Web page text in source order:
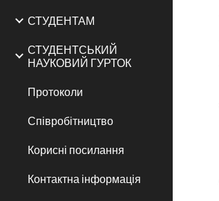
СТУДЕНТАМ
СТУДЕНТСЬКИЙ
НАУКОВИЙ ГУРТОК
Протоколи
Співробітництво
Корисні посилання
Контактна інформація